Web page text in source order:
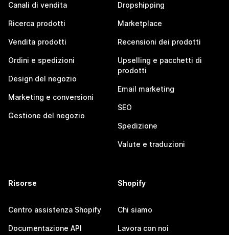
Canali di vendita
Ricerca prodotti
Vendita prodotti
Ordini e spedizioni
Design del negozio
Marketing e conversioni
Gestione del negozio
Dropshipping
Marketplace
Recensioni dei prodotti
Upselling e pacchetti di
prodotti
Email marketing
SEO
Spedizione
Valute e traduzioni
Risorse
Centro assistenza Shopify
Documentazione API
Shopify
Chi siamo
Lavora con noi